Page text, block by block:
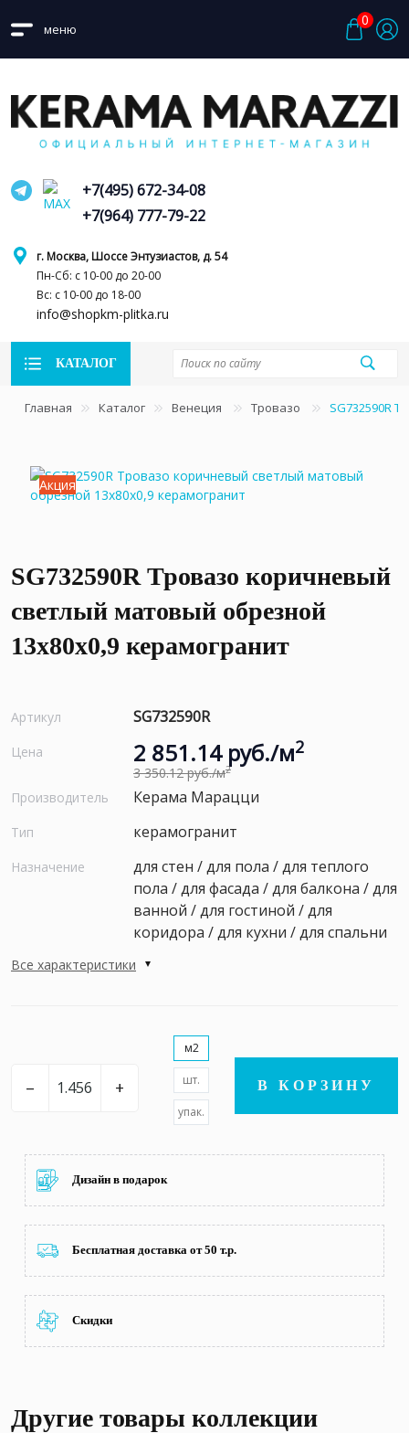
меню
0
г. Москва, Шоссе Энтузиастов, д. 54
Пн-Сб: с 10-00 до 20-00
Вс: с 10-00 до 18-00
info@shopkm-plitka.ru
+7(495) 672-34-08
+7(964) 777-79-22
КАТАЛОГ
Главная Каталог Венеция Тровазо SG732590R
Акция
SG732590R Тровазо коричневый
светлый матовый обрезной
13x80x0,9 керамогранит
Артикул SG732590R
Цена 2 851.14 руб./м2
3 350.12 руб./м2
Производитель Керама Марацци
Тип керамогранит
Назначение
для стен / для пола / для теплого
пола / для фасада / для балкона / для
ванной / для гостиной / для
коридора / для кухни / для спальни
Все характеристики
– +
м2
шт.
упак.
В КОРЗИНУ
Дизайн в подарок
Бесплатная доставка от 50 т.р.
Скидки
Другие товары коллекции